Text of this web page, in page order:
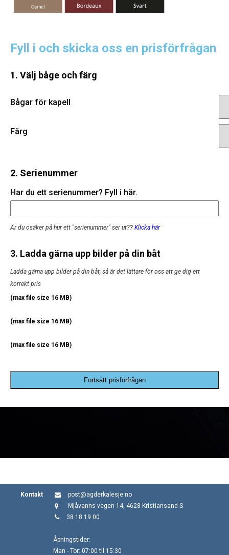
Fyll i och skicka oss en prisförfrågan
1. Välj båge och färg
Bågar för kapell
Färg
2. Serienummer
Har du ett serienummer? Fyll i här.
Är du osäker på hur ett "serienummer" ser ut?? Klicka här
3. Ladda gärna upp bilder på din båt
Ladda gärna upp bilder på din båt, så är det lättare för oss att ge dig ett
korrekt pris
(max file size 16 MB)
(max file size 16 MB)
(max file size 16 MB)
Fortsätt prisförfrågan
Kontakt
post@agderkalesje.no
Mjåvanns vegen 14, 4628 Kristiansand S
38 18 19 00
Åpningstider:
Man - Tor: 07:00 til 15:30